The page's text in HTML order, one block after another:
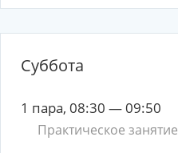
Суббота
1 пара, 08:30 — 09:50
Практическое занятие